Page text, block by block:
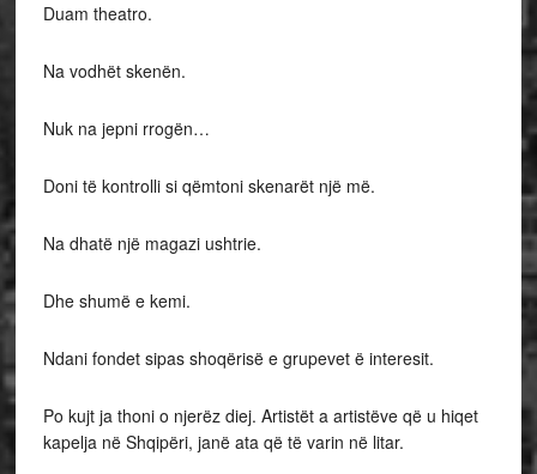
Duam theatro.
Na vodhët skenën.
Nuk na jepni rrogën…
Doni të kontrolli si qëmtoni skenarët një më.
Na dhatë një magazi ushtrie.
Dhe shumë e kemi.
Ndani fondet sipas shoqërisë e grupevet ë interesit.
Po kujt ja thoni o njerëz diej. Artistët a artistëve që u hiqet
kapelja në Shqipëri, janë ata që të varin në litar.